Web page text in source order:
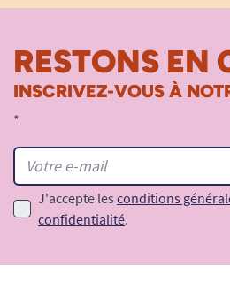
RESTONS EN
INSCRIVEZ-VOUS À
*
J'accepte les conditions
confidentialité.